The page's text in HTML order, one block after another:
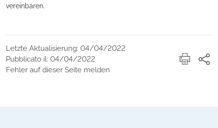
vereinbaren.
Letzte Aktualisierung: 04/04/2022
Pubblicato il: 04/04/2022
Fehler auf dieser Seite melden